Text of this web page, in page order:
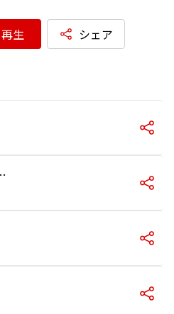
生 シェア
Again